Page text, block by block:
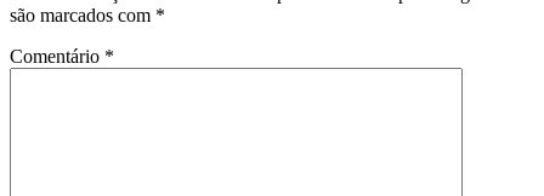
são marcados com *
Comentário *